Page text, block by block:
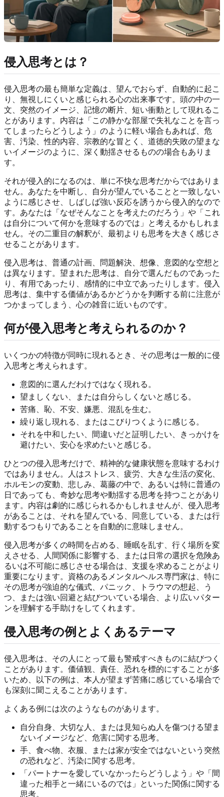
侵入思考とは？
侵入思考の最も簡単な定義は、望んでおらず、自動的に起こ
り、無視しにくいと感じられる心の出来事です。頭の中の一
文、突然のイメージ、記憶の断片、短い衝動として現れるこ
とがあります。内容は「この静かな部屋で失礼なことを言っ
てしまったらどうしよう」のように軽い場合もあれば、危
害、汚染、性的内容、宗教的な冒とく、道徳的失敗の望まな
いイメージのように、深く動揺させるものの場合もありま
す。
それが侵入的になるのは、単に不快な思考だからではありま
せん。あなたを中断し、自分が望んでいることと一致しない
ように感じさせ、しばしば強い反応を誘うから侵入的なので
す。あなたは「なぜそんなことを考えたのだろう」や「これ
は自分について何かを意味するのでは」と考えるかもしれま
せん。その二重目の解釈が、最初よりも思考を大きく感じさ
せることがあります。
侵入思考は、普通の計画、問題解決、想像、意図的な空想と
は異なります。望まれた思考は、自分で選んだものであった
り、有用であったり、感情的に中立であったりします。侵入
思考は、集中する価値があるかどうかを判断する前に注意が
つかまってしまう、心の雑音に近いものです。
何が侵入思考と考えられるのか？
いくつかの特徴が同時に現れるとき、その思考は一般的に侵
入思考と考えられます。
意図的に選んだわけではなく現れる。
望ましくない、または自分らしくないと感じる。
苦痛、恥、不安、嫌悪、混乱を生む。
繰り返し現れる、またはこびりつくように感じる。
それを中和したい、間違いだと証明したい、きっかけを
避けたい、安心を求めたいと感じる。
ひとつの侵入思考だけで、精神的な健康状態を意味するわけ
ではありません。人はストレス、疲労、大きな生活の変化、
ホルモンの変動、悲しみ、葛藤の中で、あるいは特に普通の
日であっても、奇妙な思考や動揺する思考を持つことがあり
ます。内容は劇的に感じられるかもしれませんが、侵入思考
があることは、それを望んでいる、同意している、または行
動するつもりであることを自動的に意味しません。
侵入思考が多くの時間を占める、睡眠を乱す、行く場所を変
えさせる、人間関係に影響する、または日常の選択を危険あ
るいは不可能に感じさせる場合は、支援を求めることがより
重要になります。資格のあるメンタルヘルス専門家は、特に
その思考が強迫的な儀式、パニック、トラウマの想起、う
つ、または強い回避と結びついている場合、より広いパター
ンを理解する手助けをしてくれます。
侵入思考の例とよくあるテーマ
侵入思考は、その人にとって最も警戒すべきものに結びつく
ことがあります。価値観、責任、恐れを標的にすることが多
いため、以下の例は、本人が望まず苦痛に感じている場合で
も深刻に聞こえることがあります。
よくある例には次のようなものがあります。
自分自身、大切な人、または見知らぬ人を傷つける望ま
ないイメージなど、危害に関する思考。
手、食べ物、衣服、または家が安全ではないという突然
の恐れなど、汚染に関する思考。
「パートナーを愛していなかったらどうしよう」や「間
違った相手と一緒にいるのでは」といった関係に関する
思考。